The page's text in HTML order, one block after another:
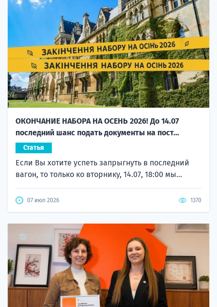
ОКОНЧАНИЕ НАБОРА НА ОСЕНЬ 2026! До 14.07
последний шанс подать документы на пост...
Статья
Если Вы хотите успеть запрыгнуть в последний
вагон, то только ко вторнику, 14.07, 18:00 мы...
07 июл 2026 1370